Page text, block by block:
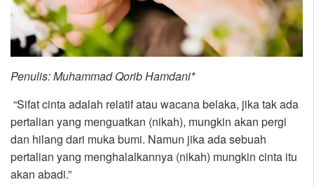
Penulis: Muhammad Qorib Hamdani*
“Sifat cinta adalah relatif atau wacana belaka, jika tak ada
pertalian yang menguatkan (nikah), mungkin akan pergi
dan hilang dari muka bumi. Namun jika ada sebuah
pertalian yang menghalalkannya (nikah) mungkin cinta itu
akan abadi.”